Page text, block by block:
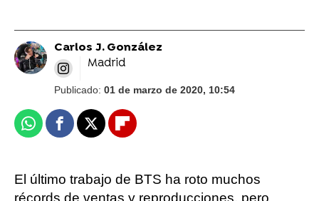
Carlos J. González
Madrid
Publicado: 01 de marzo de 2020, 10:54
WhatsappFacebook
X Flipboard
El último trabajo de BTS ha roto muchos
récords de ventas y reproducciones, pero